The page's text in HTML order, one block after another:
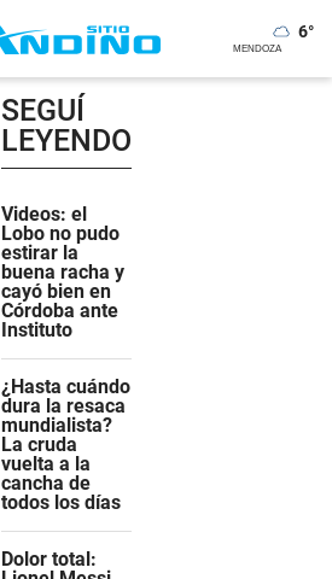
6°
SEGUÍ
LEYENDO
Videos: el
Lobo no pudo
estirar la
buena racha y
cayó bien en
Córdoba ante
Instituto
¿Hasta cuándo
dura la resaca
mundialista?
La cruda
vuelta a la
cancha de
todos los días
Dolor total: